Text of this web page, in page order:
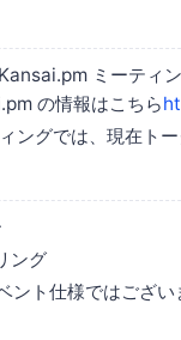
ミーティ
の情報はこちら
ングでは、現在トー
ング
ント仕様ではござ